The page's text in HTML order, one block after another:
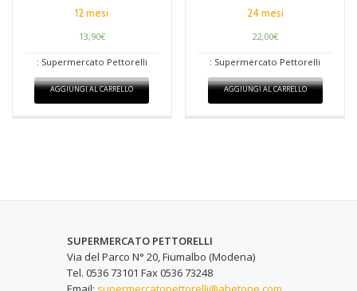
12 mesi
13,90€
: Supermercato Pettorelli
AGGIUNGI AL CARRELLO
24 mesi
22,00€
: Supermercato Pettorelli
AGGIUNGI AL CARRELLO
SUPERMERCATO PETTORELLI
Via del Parco N° 20, Fiumalbo (Modena)
Tel. 0536 73101 Fax 0536 73248